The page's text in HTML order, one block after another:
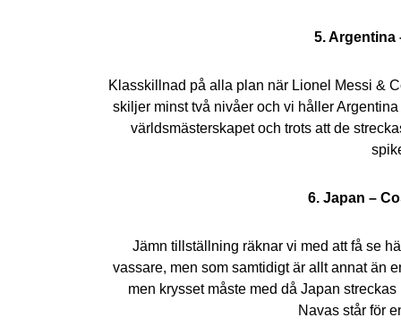
5. Argentina
Klasskillnad på alla plan när Lionel Messi &
skiljer minst två nivåer och vi håller
världsmästerskapet och trots att de
6. Japan –
Jämn tillställning räknar vi med att få se
vassare, men som samtidigt är allt annat än
men krysset måste med då Japan
Navas står för